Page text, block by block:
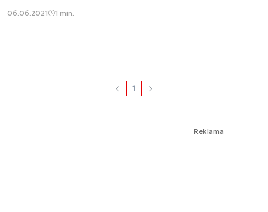
06.06.2021 1 min.
1
Reklama